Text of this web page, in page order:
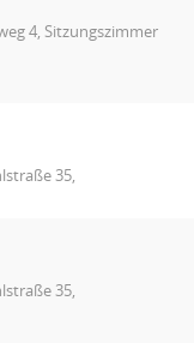
4, Sitzungszimmer
35,
35,